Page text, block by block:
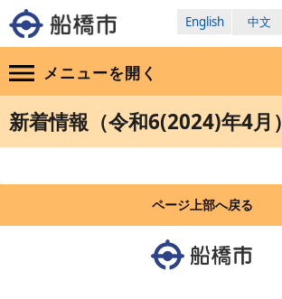
English 中文
メニューを開く
新着情報（令和6(2024)年4月）
ページ上部へ戻る